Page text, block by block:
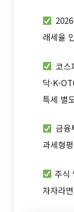
래세율
코
닥·K-
특세 별
금
과세형
주식
자자라